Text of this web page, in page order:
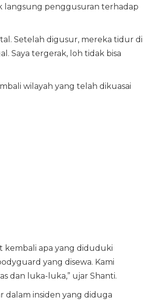
langsung penggusuran terhadap
Setelah digusur, mereka tidur di
Saya tergerak, loh tidak bisa
wilayah yang telah dikuasai
kembali apa yang diduduki
yang disewa. Kami
dan luka-luka,” ujar Shanti.
insiden yang diduga